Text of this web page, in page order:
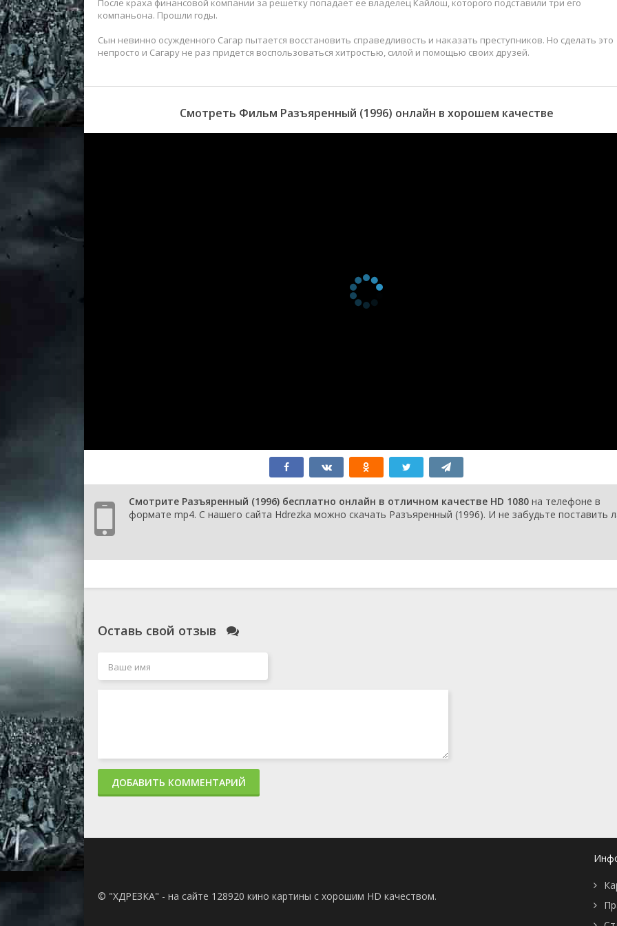
После краха финансовой компании за решетку попадает ее владелец Кайлош, которого подставили три его
компаньона. Прошли годы.
Сын невинно осужденного Сагар пытается восстановить справедливость и наказать преступников. Но сделать это
непросто и Сагару не раз придется воспользоваться хитростью, силой и помощью своих друзей.
Смотреть Фильм Разъяренный (1996) онлайн в хорошем качестве
Смотрите Разъяренный (1996) бесплатно онлайн в отличном качестве HD 1080 на телефоне в
формате mp4. С нашего сайта Hdrezka можно скачать Разъяренный (1996). И не забудьте поставить
Оставь свой отзыв
ДОБАВИТЬ КОММЕНТАРИЙ
© "ХДРЕЗКА" - на сайте 128920 кино картины с хорошим HD качеством.